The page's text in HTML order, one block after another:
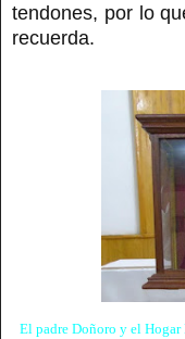
tendones, por lo
recuerda.
El padre Doñoro y el